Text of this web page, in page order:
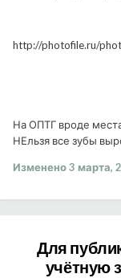
http://photofile.ru/
На ОПТГ вроде
НЕльзя все зубы
Изменено3 марта,
Для
учётную